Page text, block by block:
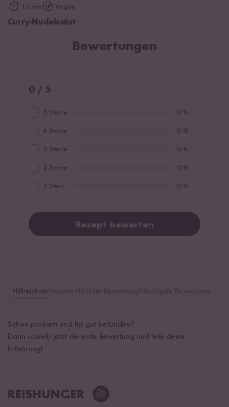
15 min Vegan
Curry-Nudelsalat
Bewertungen
0 / 5
5 Sterne 0 %
4 Sterne 0 %
3 Sterne 0 %
2 Sterne 0 %
1 Stern 0 %
Rezept bewerten
Hilfreichste
Schon probiert und für gut befunden?
Dann schreib jetzt die erste Bewertung und teile deine
Erfahrung!